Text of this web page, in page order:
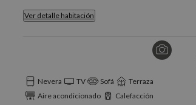
Ver detalle habitación
Nevera TV Sofá
Terraza
Aire acondicionado
Calefacción